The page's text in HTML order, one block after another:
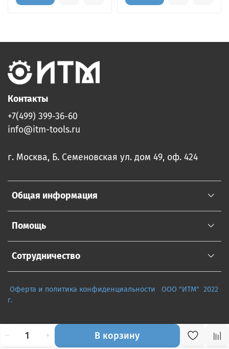
В корзину
Общая информация
Помощь
Сотрудничество
Контакты
+7(499) 399-36-60
info@itm-tools.ru
г. Москва, Б. Семеновская ул. дом 49, оф. 424
Оферта и политика конфиденциальности
ООО "ИТМ" 2022
г.